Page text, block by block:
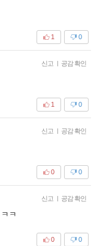
0
1
신고 | 공감 확인
0
1
신고 | 공감 확인
0
0
신고 | 공감 확인
ㅋ
0
0